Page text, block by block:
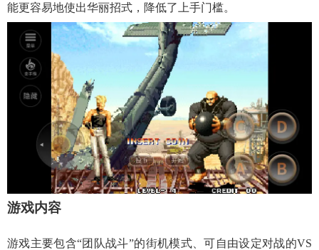
能更容易地使出华丽招式，降低了上手门槛。
​​游戏内容​​
游戏主要包含“团队战斗”的街机模式、可自由设定对战的VS